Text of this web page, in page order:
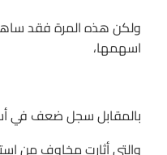
ولكن هذه المرة فقد
اسهمها،
بالمقابل سجل ضعف في
والتي أثارت مخاوف من